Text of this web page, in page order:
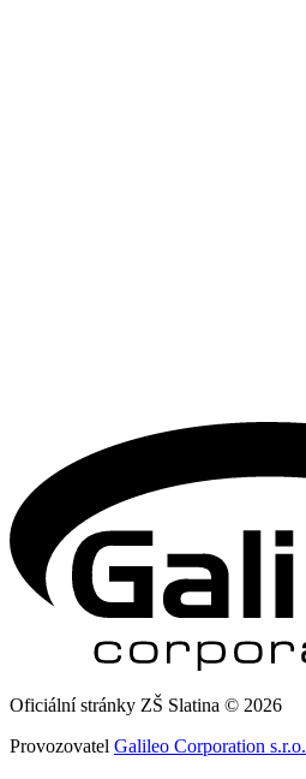
Oficiální stránky ZŠ Slatina © 2026
Provozovatel Galileo Corporation s.r.o.